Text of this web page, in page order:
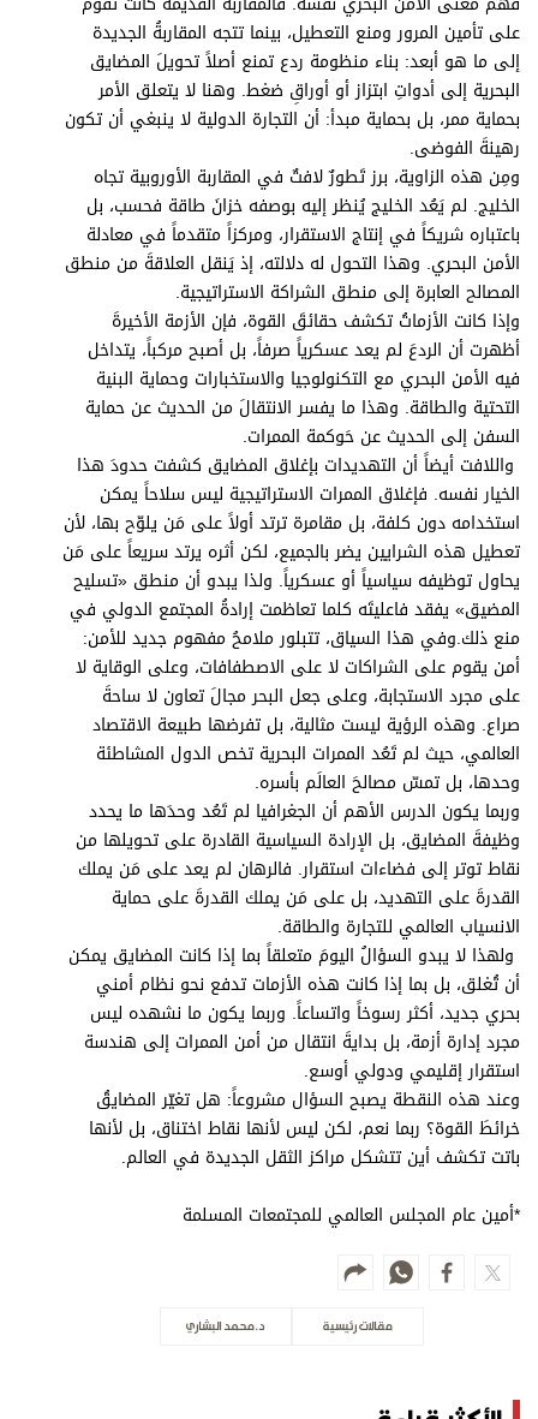
الأحوال الجوية
على تأمين المرور ومنع التعطيل، بينما تتجه المقاربةُ الجديدة
إلى ما هو أبعد: بناء منظومة ردع تمنع أصلاً تحويلَ المضايق
البحرية إلى أدواتِ ابتزاز أو أوراقِ ضغط. وهنا لا يتعلق الأمر
بحماية ممر، بل بحماية مبدأ: أن التجارة الدولية لا ينبغي أن تكون
رهينةَ الفوضى.
ومِن هذه الزاوية، برز تَطورٌ لافتٌ في المقاربة الأوروبية تجاه
الخليج. لم يَعُد الخليج يُنظر إليه بوصفه خزانَ طاقة فحسب، بل
باعتباره شريكاً في إنتاج الاستقرار، ومركزاً متقدماً في معادلة
الأمن البحري. وهذا التحول له دلالته، إذ يَنقل العلاقةَ من منطق
المصالح العابرة إلى منطق الشراكة الاستراتيجية.
وإذا كانت الأزماتُ تكشف حقائقَ القوة، فإن الأزمة الأخيرةَ
أظهرت أن الردعَ لم يعد عسكرياً صرفاً، بل أصبح مركباً، يتداخل
فيه الأمن البحري مع التكنولوجيا والاستخبارات وحماية البنية
التحتية والطاقة. وهذا ما يفسر الانتقالَ من الحديث عن حماية
السفن إلى الحديث عن حَوكمة الممرات.
واللافت أيضاً أن التهديدات بإغلاق المضايق كشفت حدودَ هذا
الخيار نفسه. فإغلاق الممرات الاستراتيجية ليس سلاحاً يمكن
استخدامه دون كلفة، بل مقامرة ترتد أولاً على مَن يلوّح بها، لأن
تعطيل هذه الشرايين يضر بالجميع، لكن أثره يرتد سريعاً على مَن
يحاول توظيفه سياسياً أو عسكرياً. ولذا يبدو أن منطق «تسليح
المضيق» يفقد فاعليتَه كلما تعاظمت إرادةُ المجتمع الدولي في
منع ذلك.وفي هذا السياق، تتبلور ملامحُ مفهوم جديد للأمن:
أمن يقوم على الشراكات لا على الاصطفافات، وعلى الوقاية لا
على مجرد الاستجابة، وعلى جعل البحر مجالَ تعاون لا ساحةَ
صراع. وهذه الرؤية ليست مثالية، بل تفرضها طبيعة الاقتصاد
العالمي، حيث لم تَعُد الممرات البحرية تخص الدول المشاطئة
وحدها، بل تمسّ مصالحَ العالَم بأسره.
وربما يكون الدرس الأهم أن الجغرافيا لم تَعُد وحدَها ما يحدد
وظيفةَ المضايق، بل الإرادة السياسية القادرة على تحويلها من
نقاط توتر إلى فضاءات استقرار. فالرهان لم يعد على مَن يملك
القدرةَ على التهديد، بل على مَن يملك القدرةَ على حماية
الانسياب العالمي للتجارة والطاقة.
ولهذا لا يبدو السؤالُ اليومَ متعلقاً بما إذا كانت المضايق يمكن
أن تُغلق، بل بما إذا كانت هذه الأزمات تدفع نحو نظام أمني
بحري جديد، أكثر رسوخاً واتساعاً. وربما يكون ما نشهده ليس
مجرد إدارة أزمة، بل بدايةَ انتقال من أمن الممرات إلى هندسة
استقرار إقليمي ودولي أوسع.
وعند هذه النقطة يصبح السؤال مشروعاً: هل تغيّر المضايقُ
خرائطَ القوة؟ ربما نعم، لكن ليس لأنها نقاط اختناق، بل لأنها
باتت تكشف أين تتشكل مراكز الثقل الجديدة في العالم.
*أمين عام المجلس العالمي للمجتمعات المسلمة
مقالات رئيسية د. محمد البشاري